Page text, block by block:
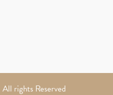
rights Reserved